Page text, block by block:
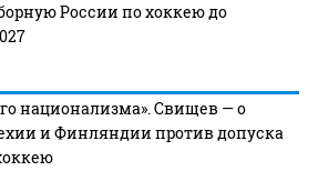
России по хоккею до
национализма». Свищев — о
и Финляндии против допуска